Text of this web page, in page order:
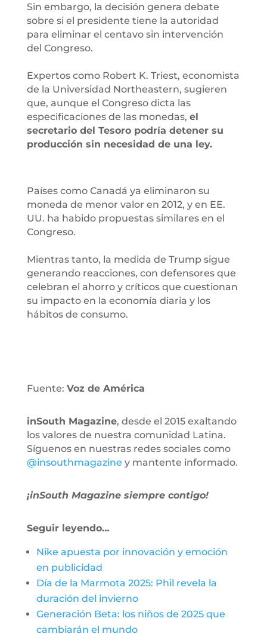
Sin embargo, la decisión genera debate
sobre si el presidente tiene la autoridad
para eliminar el centavo sin intervención
del Congreso.
Expertos como Robert K. Triest, economista
de la Universidad Northeastern, sugieren
que, aunque el Congreso dicta las
especificaciones de las monedas, el
secretario del Tesoro podría detener su
producción sin necesidad de una ley.
Países como Canadá ya eliminaron su
moneda de menor valor en 2012, y en EE.
UU. ha habido propuestas similares en el
Congreso.
Mientras tanto, la medida de Trump sigue
generando reacciones, con defensores que
celebran el ahorro y críticos que cuestionan
su impacto en la economía diaria y los
hábitos de consumo.
Fuente: Voz de América
inSouth Magazine, desde el 2015 exaltando
los valores de nuestra comunidad Latina.
Síguenos en nuestras redes sociales como
@insouthmagazine y mantente informado.
¡inSouth Magazine siempre contigo!
Seguir leyendo…
Nike apuesta por innovación y emoción
en publicidad
Día de la Marmota 2025: Phil revela la
duración del invierno
Generación Beta: los niños de 2025 que
cambiarán el mundo